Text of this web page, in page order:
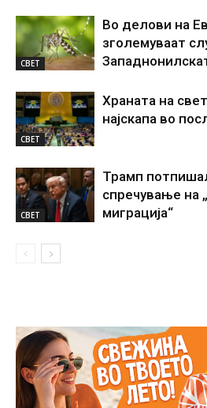
СВЕТ
Во делови на
зголемуваат
СВЕТ
Храната на
најскапа во
СВЕТ
Трамп
спречување на
миграција“